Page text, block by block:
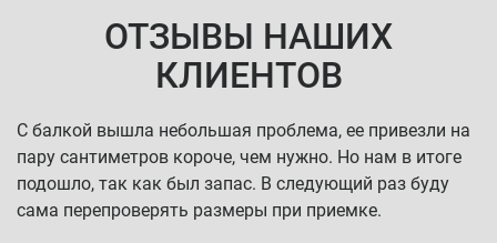
ОТЗЫВЫ НАШИХ
КЛИЕНТОВ
С балкой вышла небольшая проблема, ее привезли на
пару сантиметров короче, чем нужно. Но нам в итоге
подошло, так как был запас. В следующий раз буду
сама перепроверять размеры при приемке.